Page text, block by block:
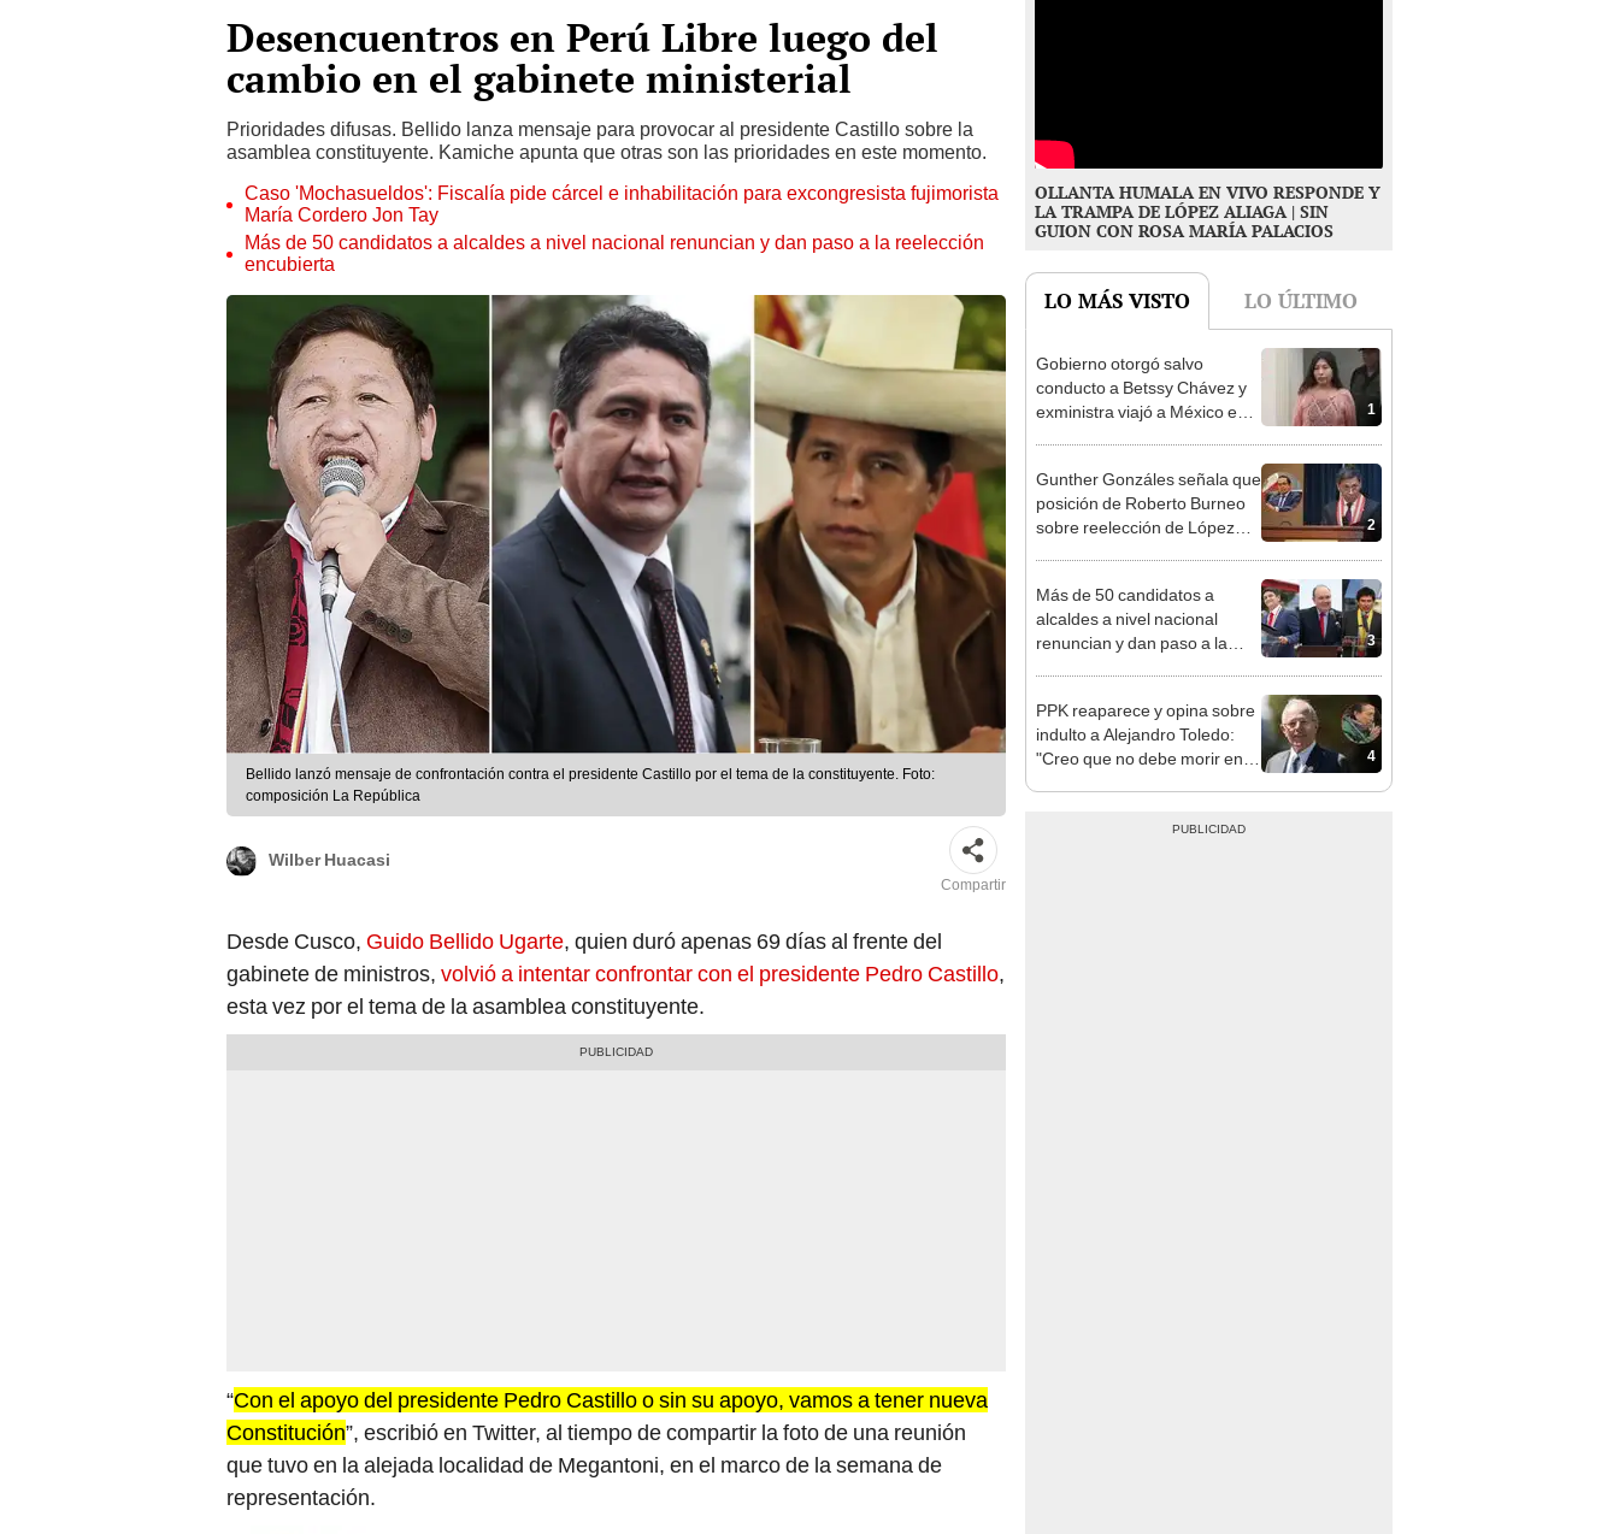
Desencuentros en Perú Libre luego del
cambio en el gabinete ministerial
Prioridades difusas. Bellido lanza mensaje para provocar al presidente Castillo sobre la
asamblea constituyente. Kamiche apunta que otras son las prioridades en este momento.
Caso 'Mochasueldos': Fiscalía pide cárcel e inhabilitación para excongresista fujimorista
María Cordero Jon Tay
Más de 50 candidatos a alcaldes a nivel nacional renuncian y dan paso a la reelección
encubierta
Bellido lanzó mensaje de confrontación contra el presidente Castillo por el tema de la constituyente. Foto:
composición La República
Wilber Huacasi
Compartir
Desde Cusco, Guido Bellido Ugarte, quien duró apenas 69 días al frente del
gabinete de ministros, volvió a intentar confrontar con el presidente Pedro Castillo,
esta vez por el tema de la asamblea constituyente.
“Con el apoyo del presidente Pedro Castillo o sin su apoyo, vamos a tener nueva
Constitución”, escribió en Twitter, al tiempo de compartir la foto de una reunión
que tuvo en la alejada localidad de Megantoni, en el marco de la semana de
representación.
OLLANTA HUMALA EN VIVO RESPONDE Y
LA TRAMPA DE LÓPEZ ALIAGA | SIN
GUION CON ROSA MARÍA PALACIOS
LO MÁS VISTO LO ÚLTIMO
1
Gobierno otorgó salvo
conducto a Betssy Chávez y
exministra viajó a México en
2
Gunther Gonzáles señala que
posición de Roberto Burneo
sobre reelección de López
3
Más de 50 candidatos a
alcaldes a nivel nacional
renuncian y dan paso a la
4
PPK reaparece y opina sobre
indulto a Alejandro Toledo:
"Creo que no debe morir en la